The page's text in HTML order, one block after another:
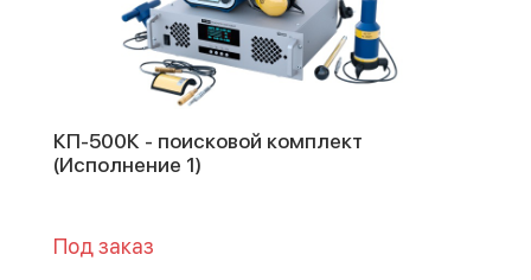
КП-500К - поисковой комплект
(Исполнение 1)
Под заказ